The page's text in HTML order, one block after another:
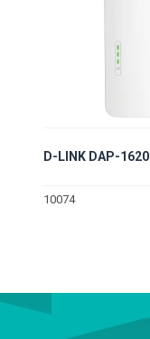
D-LINK DAP-1620
10074